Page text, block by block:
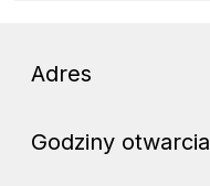
Adres
Godziny otwarcia